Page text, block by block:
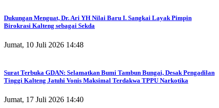
Dukungan Menguat, Dr. Ari YH Nilai Baru I. Sangkai Layak Pimpin
Birokrasi Kalteng sebagai Sekda
Jumat, 10 Juli 2026 14:48
Surat Terbuka GDAN: Selamatkan Bumi Tambun Bungai, Desak Pengadilan
Tinggi Kalteng Jatuhi Vonis Maksimal Terdakwa TPPU Narkotika
Jumat, 17 Juli 2026 14:40